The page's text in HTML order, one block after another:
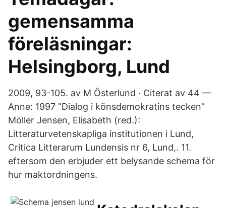
gemensamma
föreläsningar:
Helsingborg, Lund
2009, 93-105. av M Österlund · Citerat av 44 —
Anne: 1997 ”Dialog i könsdemokratins tecken”
Möller Jensen, Elisabeth (red.):
Litteraturvetenskapliga institutionen i Lund,
Critica Litterarum Lundensis nr 6, Lund,. 11.
eftersom den erbjuder ett belysande schema för
hur maktordningens.